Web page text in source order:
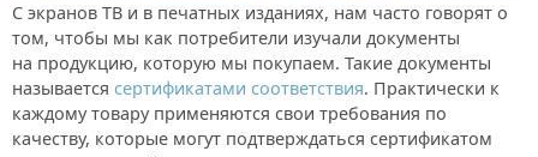
С экранов ТВ и в печатных изданиях, нам часто говорят о
том, чтобы мы как потребители изучали документы
на продукцию, которую мы покупаем. Такие документы
называется сертификатами соответствия. Практически к
каждому товару применяются свои требования по
качеству, которые могут подтверждаться сертификатом